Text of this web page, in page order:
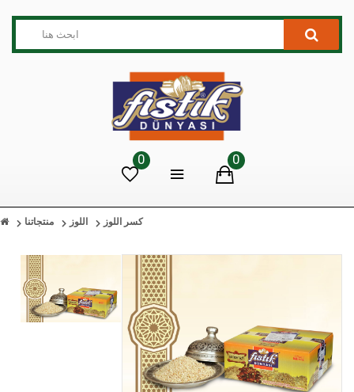
0 0
منتجاتنا اللوز كسر اللوز